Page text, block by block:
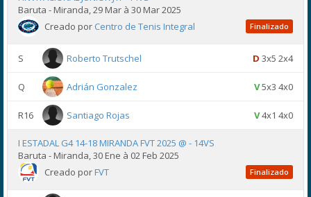
Baruta - Miranda, 29 Mar à 30 Mar 2025
Creado por Centro de Tenis Integral Finalizado
S Roberto Trutschel D 3x5 2x4
Q Adrián Gonzalez V5x3 4x0
R16 Santiago Rojas V4x1 4x0
I ESTADAL G4 14-18 MIRANDA FVT 2025 @ - 14VS
Baruta - Miranda, 30 Ene à 02 Feb 2025
Creado porFVT Finalizado